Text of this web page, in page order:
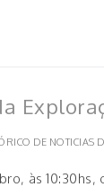
DE NOTICIAS
às